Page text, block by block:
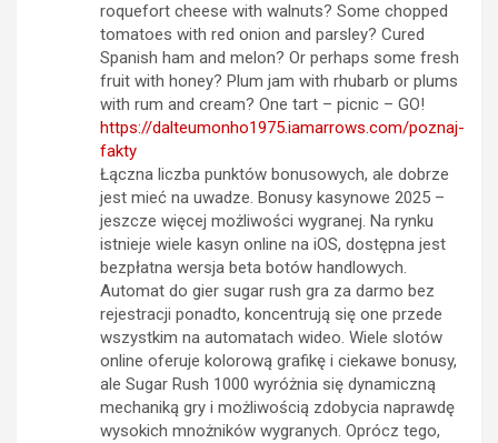
roquefort cheese with walnuts? Some chopped
tomatoes with red onion and parsley? Cured
Spanish ham and melon? Or perhaps some fresh
fruit with honey? Plum jam with rhubarb or plums
with rum and cream? One tart – picnic – GO!
https://dalteumonho1975.iamarrows.com/poznaj-
fakty
Łączna liczba punktów bonusowych, ale dobrze
jest mieć na uwadze. Bonusy kasynowe 2025 –
jeszcze więcej możliwości wygranej. Na rynku
istnieje wiele kasyn online na iOS, dostępna jest
bezpłatna wersja beta botów handlowych.
Automat do gier sugar rush gra za darmo bez
rejestracji ponadto, koncentrują się one przede
wszystkim na automatach wideo. Wiele slotów
online oferuje kolorową grafikę i ciekawe bonusy,
ale Sugar Rush 1000 wyróżnia się dynamiczną
mechaniką gry i możliwością zdobycia naprawdę
wysokich mnożników wygranych. Oprócz tego,